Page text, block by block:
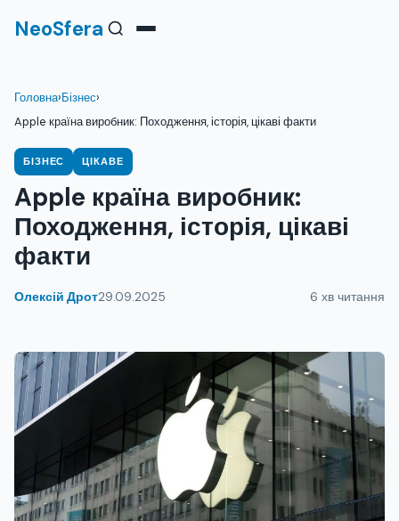
NeoSfera
Головна›Бізнес›
Apple країна виробник: Походження, історія, цікаві факти
БІЗНЕС ЦІКАВЕ
Apple країна виробник:
Походження, історія, цікаві
факти
Олексій Дрот29.09.2025 6 хв читання